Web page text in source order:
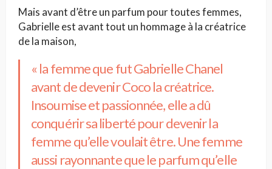
Mais avant d’être un parfum pour toutes femmes,
Gabrielle est avant tout un hommage à la créatrice
de la maison,
« la femme que fut Gabrielle Chanel
avant de devenir Coco la créatrice.
Insoumise et passionnée, elle a dû
conquérir sa liberté pour devenir la
femme qu’elle voulait être. Une femme
aussi rayonnante que le parfum qu’elle